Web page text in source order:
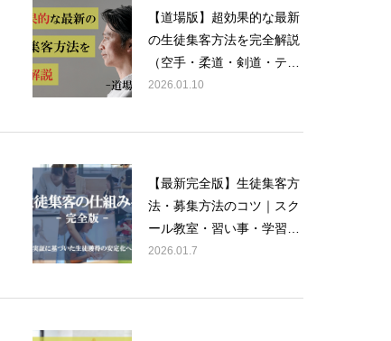
【道場版】超効果的な最新
の生徒集客方法を完全解説
（空手・柔道・剣道・テコ
ンドー・合気道・弓道）
2026.01.10
【最新完全版】生徒集客方
法・募集方法のコツ｜スク
ール教室・習い事・学習
塾・学校向けに経営コンサ
2026.01.7